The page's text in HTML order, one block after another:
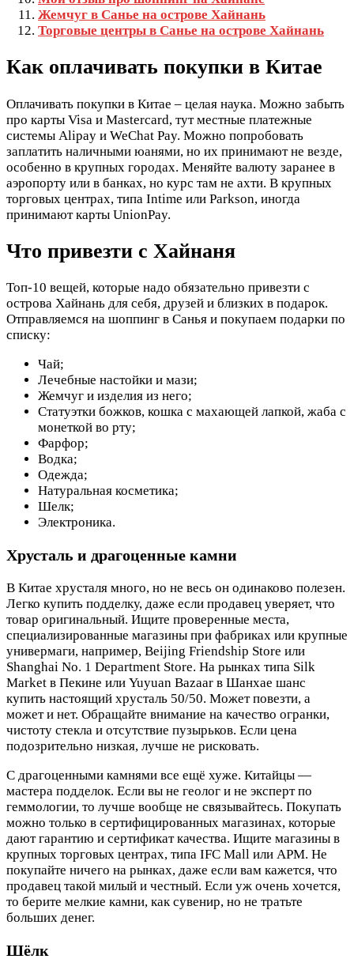
Жемчуг в Санье на острове Хайнань
Торговые центры в Санье на острове Хайнань
Как оплачивать покупки в Китае
Оплачивать покупки в Китае – целая наука. Можно забыть
про карты Visa и Mastercard, тут местные платежные
системы Alipay и WeChat Pay. Можно попробовать
заплатить наличными юанями, но их принимают не везде,
особенно в крупных городах. Меняйте валюту заранее в
аэропорту или в банках, но курс там не ахти. В крупных
торговых центрах, типа Intime или Parkson, иногда
принимают карты UnionPay.
Что привезти с Хайнаня
Топ-10 вещей, которые надо обязательно привезти с
острова Хайнань для себя, друзей и близких в подарок.
Отправляемся на шоппинг в Санья и покупаем подарки по
списку:
Чай;
Лечебные настойки и мази;
Жемчуг и изделия из него;
Статуэтки божков, кошка с махающей лапкой, жаба с
монеткой во рту;
Фарфор;
Водка;
Одежда;
Натуральная косметика;
Шелк;
Электроника.
Хрусталь и драгоценные камни
В Китае хрусталя много, но не весь он одинаково полезен.
Легко купить подделку, даже если продавец уверяет, что
товар оригинальный. Ищите проверенные места,
специализированные магазины при фабриках или крупные
универмаги, например, Beijing Friendship Store или
Shanghai No. 1 Department Store. На рынках типа Silk
Market в Пекине или Yuyuan Bazaar в Шанхае шанс
купить настоящий хрусталь 50/50. Может повезти, а
может и нет. Обращайте внимание на качество огранки,
чистоту стекла и отсутствие пузырьков. Если цена
подозрительно низкая, лучше не рисковать.
С драгоценными камнями все ещё хуже. Китайцы —
мастера подделок. Если вы не геолог и не эксперт по
геммологии, то лучше вообще не связывайтесь. Покупать
можно только в сертифицированных магазинах, которые
дают гарантию и сертификат качества. Ищите магазины в
крупных торговых центрах, типа IFC Mall или APM. Не
покупайте ничего на рынках, даже если вам кажется, что
продавец такой милый и честный. Если уж очень хочется,
то берите мелкие камни, как сувенир, но не тратьте
больших денег.
Шёлк